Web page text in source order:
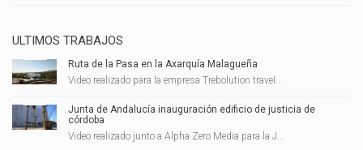
ULTIMOS TRABAJOS
Ruta de la Pasa en la Axarquía Malagueña
Video realizado para la empresa Trebolution travel...
Junta de Andalucía inauguración edificio de justicia de
córdoba
Video realizado junto a Alpha Zero Media para la J...